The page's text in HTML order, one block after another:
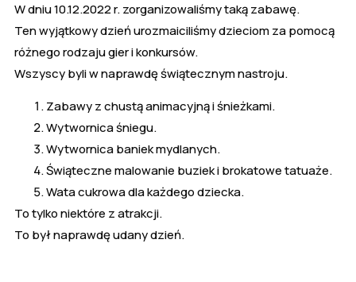
W dniu 10.12.2022 r. zorganizowaliśmy taką zabawę.
Ten wyjątkowy dzień urozmaiciliśmy dzieciom za pomocą
różnego rodzaju gier i konkursów.
Wszyscy byli w naprawdę świątecznym nastroju.
Zabawy z chustą animacyjną i śnieżkami.
Wytwornica śniegu.
Wytwornica baniek mydlanych.
Świąteczne malowanie buziek i brokatowe tatuaże.
Wata cukrowa dla każdego dziecka.
To tylko niektóre z atrakcji.
To był naprawdę udany dzień.